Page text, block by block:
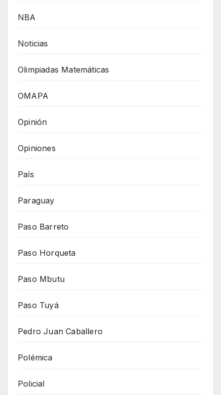
NBA
Noticias
Olimpiadas Matemáticas
OMAPA
Opinión
Opiniones
País
Paraguay
Paso Barreto
Paso Horqueta
Paso Mbutu
Paso Tuyá
Pedro Juan Caballero
Polémica
Policial